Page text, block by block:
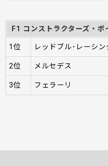
F1 コンストラクターズ・ポ
1位 レッドブル･レーシン
2位 メルセデス
3位 フェラーリ